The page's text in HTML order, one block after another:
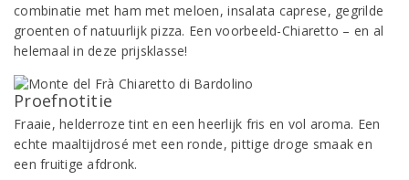
combinatie met ham met meloen, insalata caprese, gegrilde
groenten of natuurlijk pizza. Een voorbeeld-Chiaretto – en al
helemaal in deze prijsklasse!
Proefnotitie
Fraaie, helderroze tint en een heerlijk fris en vol aroma. Een
echte maaltijdrosé met een ronde, pittige droge smaak en
een fruitige afdronk.